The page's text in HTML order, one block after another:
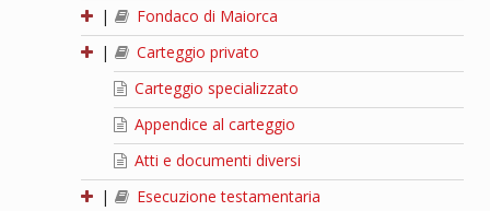
|
Fondaco di Maiorca
|
Carteggio privato
Carteggio specializzato
Appendice al carteggio
Atti e documenti diversi
|
Esecuzione testamentaria